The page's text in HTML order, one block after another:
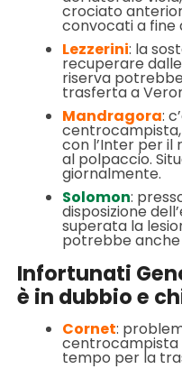
crociato
convocati a fine
Lezzerini: la
recuperare
riserva
trasferta a
Mandragora:
centrocampista,
con l’Inter per il
al polpaccio.
giornalmente.
Solomon:
disposizione
superata la
potrebbe
Infortunati
è in dubbio e
Cornet:
centrocampista
tempo per la